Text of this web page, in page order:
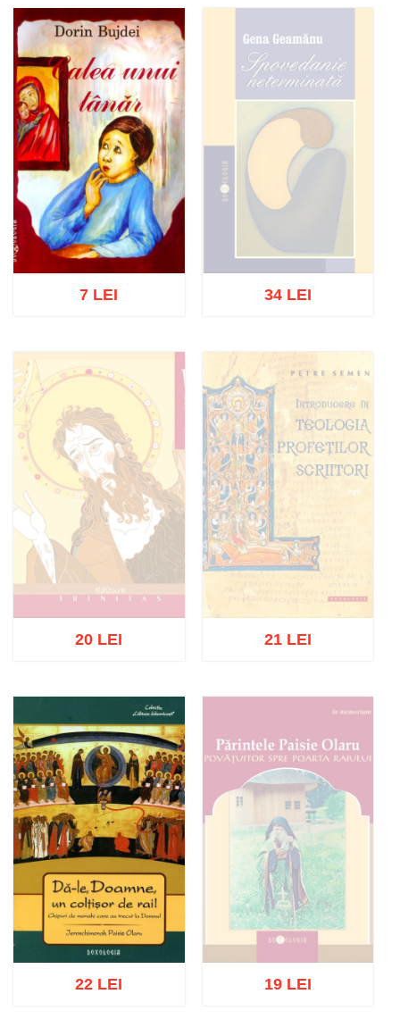
Stoc epuizat
Adaugă în coș
7 LEI
Stoc epuizat
34 LEI
Stoc epuizat
20 LEI 21 LEI
22 LEI 19 LEI